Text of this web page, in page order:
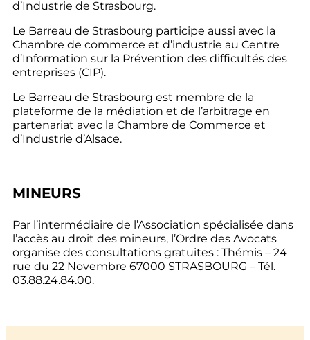
d’Industrie de Strasbourg.
Le Barreau de Strasbourg participe aussi avec la
Chambre de commerce et d’industrie au Centre
d’Information sur la Prévention des difficultés des
entreprises (CIP).
Le Barreau de Strasbourg est membre de la
plateforme de la médiation et de l’arbitrage en
partenariat avec la Chambre de Commerce et
d’Industrie d’Alsace.
MINEURS
Par l’intermédiaire de l’Association spécialisée dans
l’accès au droit des mineurs, l’Ordre des Avocats
organise des consultations gratuites : Thémis – 24
rue du 22 Novembre 67000 STRASBOURG – Tél.
03.88.24.84.00.